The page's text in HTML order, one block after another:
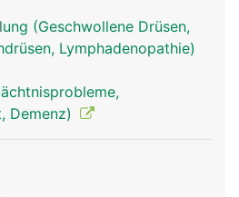
pankreas mann
(Geschwollene Drüsen,
Lymphadenopathie)
Demenz)